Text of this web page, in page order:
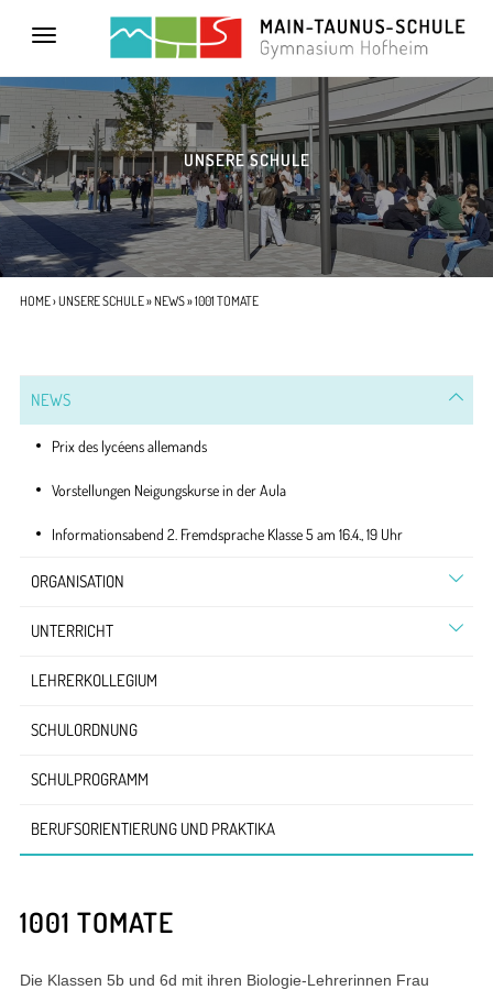
Toggle
UNSERE SCHULE
HOME›UNSERE SCHULE»NEWS» 1001 TOMATE
NEWS
Prix des lycéens allemands
Vorstellungen Neigungskurse in der Aula
Informationsabend 2. Fremdsprache Klasse 5 am 16.4., 19 Uhr
ORGANISATION
UNTERRICHT
LEHRERKOLLEGIUM
SCHULORDNUNG
SCHULPROGRAMM
BERUFSORIENTIERUNG UND PRAKTIKA
1001 TOMATE
Die Klassen 5b und 6d mit ihren Biologie-Lehrerinnen Frau